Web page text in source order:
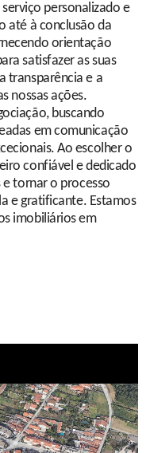
personalizado e
até à conclusão da
orientação
satisfazer as suas
transparência e a
nossas ações.
buscando
em comunicação
Ao escolher o
confiável e dedicado
e tornar o processo
e gratificante. Estamos
imobiliários em